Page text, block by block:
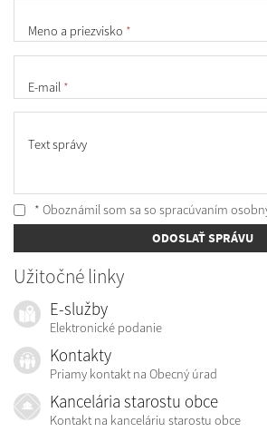
Meno a priezvisko *
E-mail *
Text správy
* Oboznámil som sa so spracúvaním
ODOSLAŤ SPRÁVU
Užitočné linky
E-služby
Elektronické podanie
Kontakty
Priamy kontakt na Obecný úrad
Kancelária starostu obce
Kontakt na kanceláriu starostu obce